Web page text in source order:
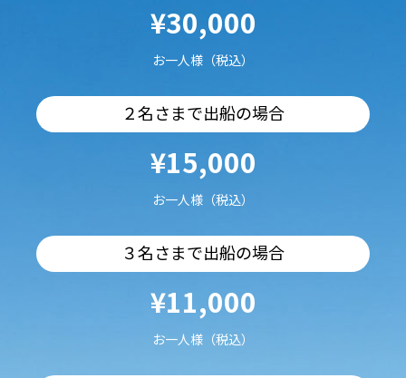
¥30,000
お一人様（税込）
２名さまで出船の場合
¥15,000
お一人様（税込）
３名さまで出船の場合
¥11,000
お一人様（税込）